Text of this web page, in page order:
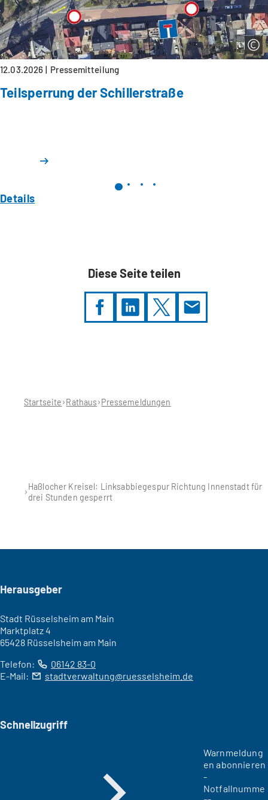
12.03.2026 Pressemitteilung
Teilsperrung der Schillerstraße
Details
Diese Seite teilen
Startseite Rathaus Pressemeldungen
Haßlocher Kreisel: Linksabbiegespur Richtung Innenstadt für
drei Stunden gesperrt
Seitenfuß
Herausgeber
Stadt Rüsselsheim am Main
Marktplatz 4
65428 Rüsselsheim am Main
Telefon:
06142 83-0
E-Mail:
stadtverwaltung ruesselsheim de
Schnellzugriff
Warnmeldung
en abonnieren
-
Notfallnumme